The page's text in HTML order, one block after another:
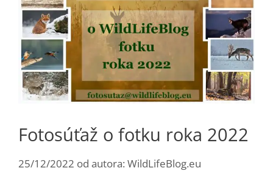
Fotosúťaž o fotku roka 2022
25/12/2022 od autora: WildLifeBlog.eu